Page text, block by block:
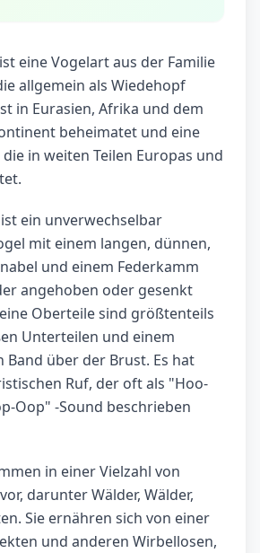
eine Vogelart aus der Familie
allgemein als Wiedehopf
in Eurasien, Afrika und dem
beheimatet und eine
in weiten Teilen Europas und
ein unverwechselbar
mit einem langen, dünnen,
und einem Federkamm
angehoben oder gesenkt
Oberteile sind größtenteils
Unterteilen und einem
Band über der Brust. Es hat
Ruf, der oft als "Hoo-
Oop" -Sound beschrieben
in einer Vielzahl von
darunter Wälder, Wälder,
Sie ernähren sich von einer
und anderen Wirbellosen,